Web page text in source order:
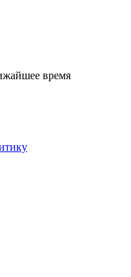
время